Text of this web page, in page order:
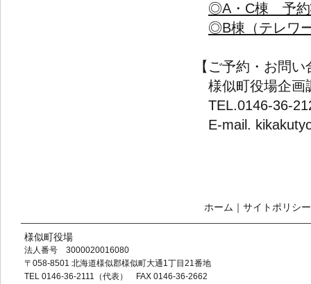
◎A・C棟 予約
◎B棟（テレワ
【ご予約・お問
様似町役場企画
TEL.0146-36-
E-mail.
ホーム ｜ サイトポリシー
様似町役場
法人番号 3000020016080
〒058-8501 北海道様似郡様似町大通1丁目21番地
TEL 0146-36-2111（代表） FAX 0146-36-2662